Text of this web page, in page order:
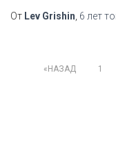
От Lev Grishin 6 лет
Пагинация
НАЗАД 1